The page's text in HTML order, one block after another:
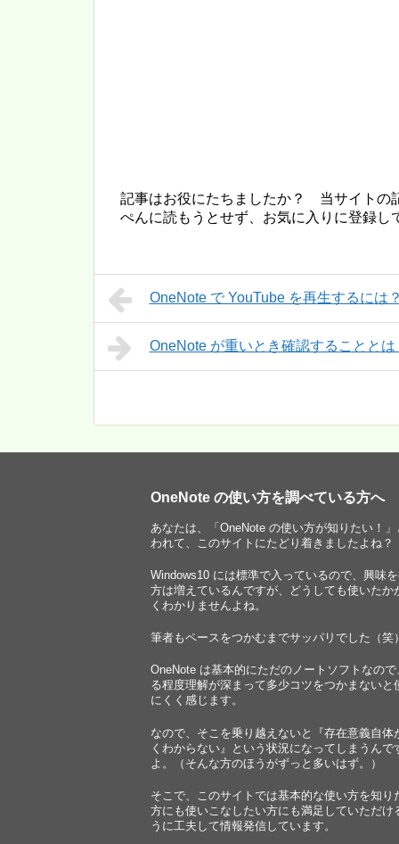
記事はお役にたちましたか？ 当サイトの
ぺんに読もうとせず、お気に入りに登録
OneNote で YouTube を再生するには
OneNote が重いとき確認することとは
OneNote の使い方を調べている方へ
あなたは、「OneNote の使い方が知りたい！」
われて、このサイトにたどり着きましたよね？
Windows10 には標準で入っているので、興味
方は増えているんですが、どうしても使いたか
くわかりませんよね。
筆者もペースをつかむまでサッパリでした（笑
OneNote は基本的にただのノートソフトなので
る程度理解が深まって多少コツをつかまないと
にくく感じます。
なので、そこを乗り越えないと『存在意義自体
くわからない』という状況になってしまうんで
よ。（そんな方のほうがずっと多いはず。）
そこで、このサイトでは基本的な使い方を知り
方にも使いこなしたい方にも満足していただけ
うに工夫して情報発信しています。